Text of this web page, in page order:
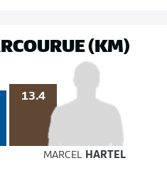
(KM)
13.4
MARCEL HARTEL